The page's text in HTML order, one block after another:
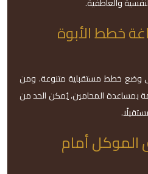
خطط الأبوة
وضع خطط مستقبلية متنوعة. ومن
بمساعدة المحامين، يُمكن الحد من
الموكل أمام